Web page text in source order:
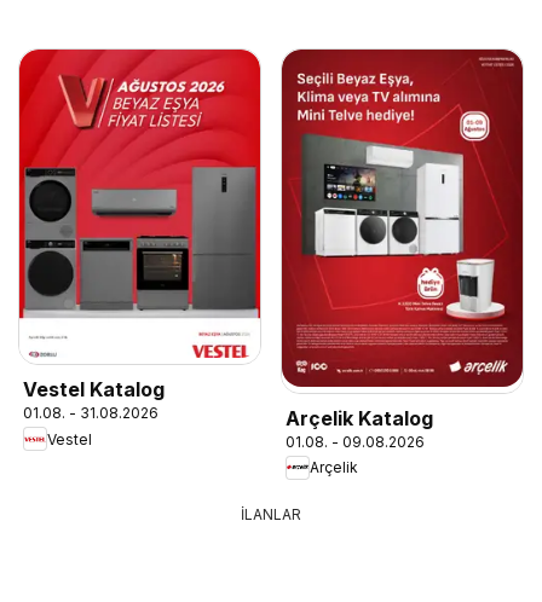
Vestel Katalog
01.08. - 31.08.2026
Vestel
Arçelik Katalog
01.08. - 09.08.2026
Arçelik
İLANLAR